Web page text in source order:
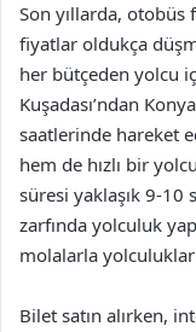
Son yıllarda, otobüs
fiyatlar oldukça
her bütçeden yolcu
Kuşadası’ndan
saatlerinde hareket
hem de hızlı bir
süresi yaklaşık 9-10
zarfında yolculuk
molalarla
Bilet satın alırken,